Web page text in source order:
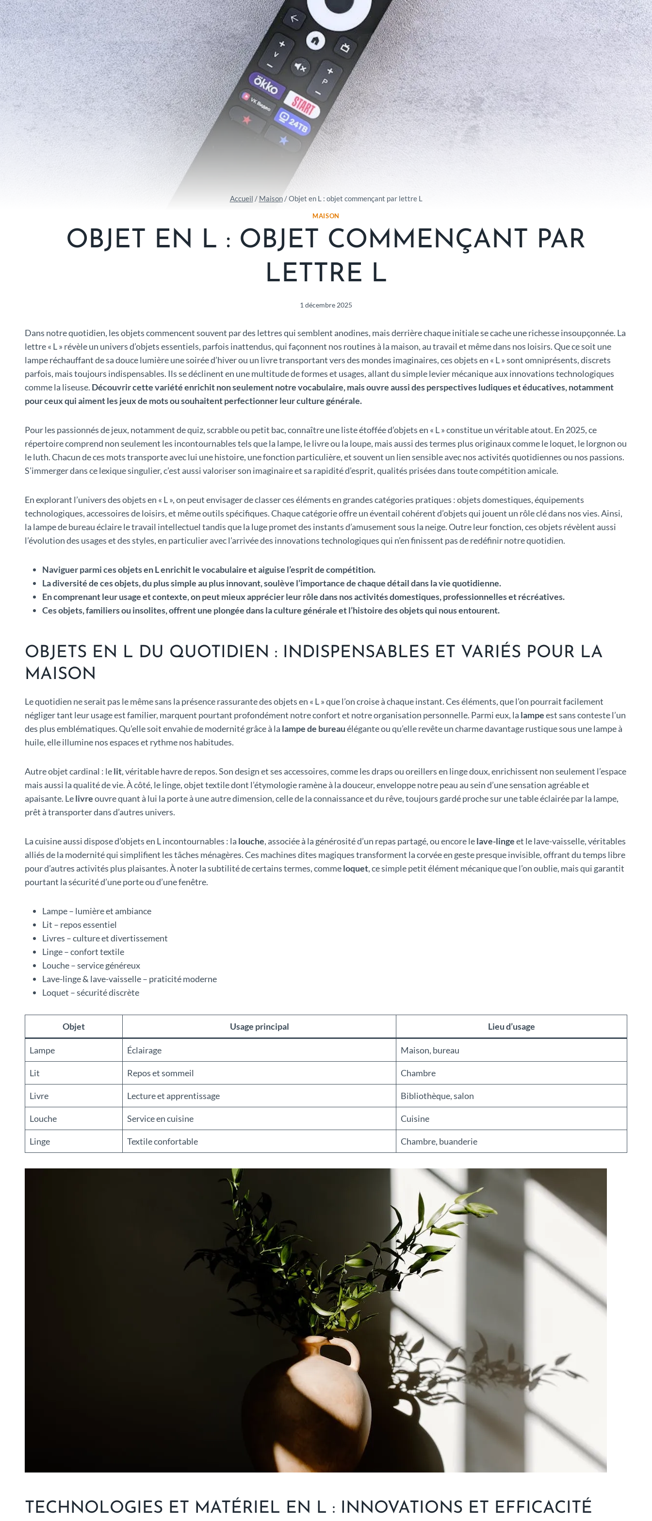
Accueil / Maison /Objet en L : objet commençant par lettre L
MAISON
OBJET EN L : OBJET COMMENÇANT PAR
LETTRE L
1 décembre 2025
Dans notre quotidien, les objets commencent souvent par des lettres qui semblent anodines, mais derrière chaque initiale se cache une richesse insoupçonnée. La
lettre « L » révèle un univers d’objets essentiels, parfois inattendus, qui façonnent nos routines à la maison, au travail et même dans nos loisirs. Que ce soit une
lampe réchauffant de sa douce lumière une soirée d’hiver ou un livre transportant vers des mondes imaginaires, ces objets en « L » sont omniprésents, discrets
parfois, mais toujours indispensables. Ils se déclinent en une multitude de formes et usages, allant du simple levier mécanique aux innovations technologiques
comme la liseuse. Découvrir cette variété enrichit non seulement notre vocabulaire, mais ouvre aussi des perspectives ludiques et éducatives, notamment
pour ceux qui aiment les jeux de mots ou souhaitent perfectionner leur culture générale.
Pour les passionnés de jeux, notamment de quiz, scrabble ou petit bac, connaître une liste étoffée d’objets en « L » constitue un véritable atout. En 2025, ce
répertoire comprend non seulement les incontournables tels que la lampe, le livre ou la loupe, mais aussi des termes plus originaux comme le loquet, le lorgnon ou
le luth. Chacun de ces mots transporte avec lui une histoire, une fonction particulière, et souvent un lien sensible avec nos activités quotidiennes ou nos passions.
S’immerger dans ce lexique singulier, c’est aussi valoriser son imaginaire et sa rapidité d’esprit, qualités prisées dans toute compétition amicale.
En explorant l’univers des objets en « L », on peut envisager de classer ces éléments en grandes catégories pratiques : objets domestiques, équipements
technologiques, accessoires de loisirs, et même outils spécifiques. Chaque catégorie offre un éventail cohérent d’objets qui jouent un rôle clé dans nos vies. Ainsi,
la lampe de bureau éclaire le travail intellectuel tandis que la luge promet des instants d’amusement sous la neige. Outre leur fonction, ces objets révèlent aussi
l’évolution des usages et des styles, en particulier avec l’arrivée des innovations technologiques qui n’en finissent pas de redéfinir notre quotidien.
Naviguer parmi ces objets en L enrichit le vocabulaire et aiguise l’esprit de compétition.
La diversité de ces objets, du plus simple au plus innovant, soulève l’importance de chaque détail dans la vie quotidienne.
En comprenant leur usage et contexte, on peut mieux apprécier leur rôle dans nos activités domestiques, professionnelles et récréatives.
Ces objets, familiers ou insolites, offrent une plongée dans la culture générale et l’histoire des objets qui nous entourent.
OBJETS EN L DU QUOTIDIEN : INDISPENSABLES ET VARIÉS POUR LA
MAISON
Le quotidien ne serait pas le même sans la présence rassurante des objets en « L » que l’on croise à chaque instant. Ces éléments, que l’on pourrait facilement
négliger tant leur usage est familier, marquent pourtant profondément notre confort et notre organisation personnelle. Parmi eux, la lampeest sans conteste l’un
des plus emblématiques. Qu’elle soit envahie de modernité grâce à la lampe de bureauélégante ou qu’elle revête un charme davantage rustique sous une lampe à
huile, elle illumine nos espaces et rythme nos habitudes.
Autre objet cardinal : lelit, véritable havre de repos. Son design et ses accessoires, comme les draps ou oreillers en linge doux, enrichissent non seulement l’espace
mais aussi la qualité de vie. À côté, le linge, objet textile dont l’étymologie ramène à la douceur, enveloppe notre peau au sein d’une sensation agréable et
apaisante. Lelivreouvre quant à lui la porte à une autre dimension, celle de la connaissance et du rêve, toujours gardé proche sur une table éclairée par la lampe,
prêt à transporter dans d’autres univers.
La cuisine aussi dispose d’objets en L incontournables : la louche, associée à la générosité d’un repas partagé, ou encore lelave-lingeet le lave-vaisselle, véritables
alliés de la modernité qui simplifient les tâches ménagères. Ces machines dites magiques transforment la corvée en geste presque invisible, offrant du temps libre
pour d’autres activités plus plaisantes. À noter la subtilité de certains termes, commeloquet, ce simple petit élément mécanique que l’on oublie, mais qui garantit
pourtant la sécurité d’une porte ou d’une fenêtre.
Lampe – lumière et ambiance
Lit – repos essentiel
Livres – culture et divertissement
Linge – confort textile
Louche – service généreux
Lave-linge & lave-vaisselle – praticité moderne
Loquet – sécurité discrète
Objet Usage principal Lieu d’usage
Lampe Éclairage Maison, bureau
Lit Repos et sommeil Chambre
Livre Lecture et apprentissage Bibliothèque, salon
Louche Service en cuisine Cuisine
Linge Textile confortable Chambre, buanderie
TECHNOLOGIES ET MATÉRIEL EN L : INNOVATIONS ET EFFICACITÉ